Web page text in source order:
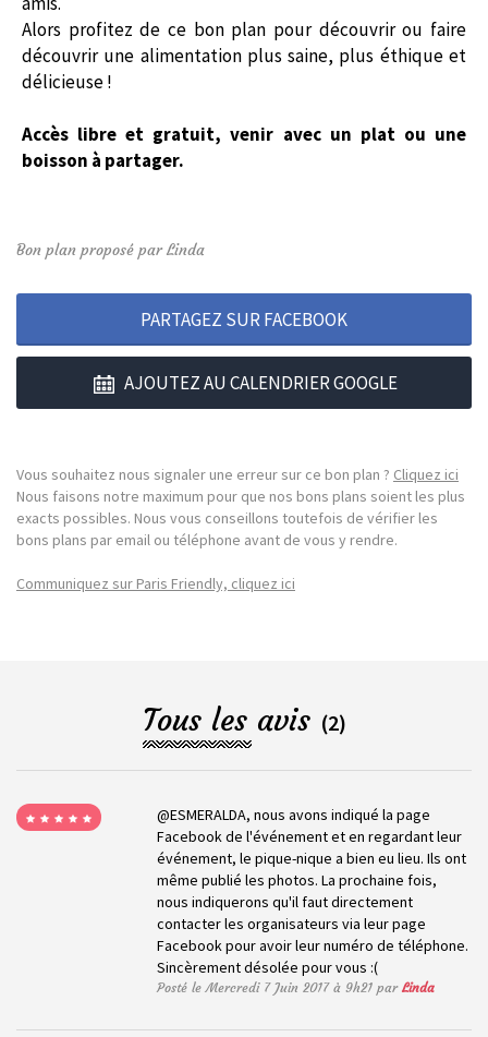
Alors profitez de ce bon plan pour découvrir ou faire
découvrir une alimentation plus saine, plus éthique et
délicieuse !
Accès libre et gratuit, venir avec un plat ou une
boisson à partager.
Bon plan proposé par Linda
PARTAGEZ SUR FACEBOOK
AJOUTEZ AU CALENDRIER GOOGLE
Vous souhaitez nous signaler une erreur sur ce bon plan ? Cliquez ici
Nous faisons notre maximum pour que nos bons plans soient les plus
exacts possibles. Nous vous conseillons toutefois de vérifier les
bons plans par email ou téléphone avant de vous y rendre.
Communiquez sur Paris Friendly, cliquez ici
Tous les avis (2)
@ESMERALDA, nous avons indiqué la page
Facebook de l'événement et en regardant leur
événement, le pique-nique a bien eu lieu. Ils ont
même publié les photos. La prochaine fois,
nous indiquerons qu'il faut directement
contacter les organisateurs via leur page
Facebook pour avoir leur numéro de téléphone.
Sincèrement désolée pour vous :(
Posté le Mercredi 7 Juin 2017 à 9h21 parLinda